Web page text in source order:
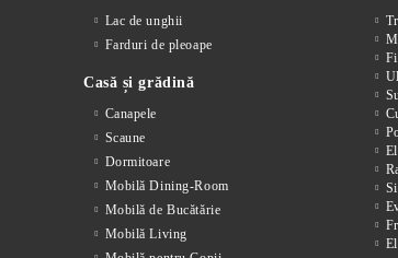
Lac de unghii
Farduri de pleoape
Casă și grădină
Canapele
Scaune
Dormitoare
Mobilă Dining-Room
Mobilă de Bucătărie
Mobilă Living